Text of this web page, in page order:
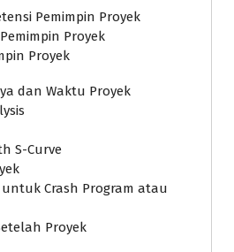
Pemimpin Proyek
Proyek
Proyek
dan Waktu Proyek
S-Curve
Crash Program atau
Proyek